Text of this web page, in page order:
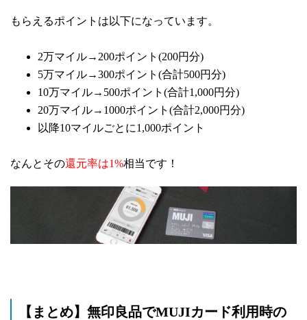
もらえるポイントは以下になっています。
2万マイル→200ポイント(200円分)
5万マイル→300ポイント(合計500円分)
10万マイル→500ポイント(合計1,000円分)
20万マイル→1000ポイント(合計2,000円分)
以降10マイルごとに1,000ポイント
なんとその還元率は1%相当です！
【まとめ】無印良品でMUJIカード利用時の